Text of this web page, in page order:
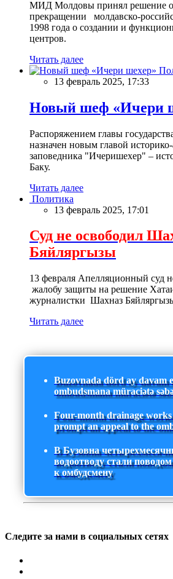
МИД Молдовы принял решение
прекращении молдавско-
1998 года о создании и
центров.
Читать далее
13 февраль 2025, 17:33
Новый шеф «Ичери
Распоряжением главы
назначен новым главой
заповедника "Ичеришехер" –
Баку.
Читать далее
Политика
13 февраль 2025, 17:01
Суд не освободил
Бяйляргызы
13 февраля Апелляционный суд
жалобу защиты на решение
журналистки Шахназ
Читать далее
Buzovnada dörd ay davam
ombudsmana müraciətə
Four-month drainage
prompt an appeal to the
В Бузовна
водоотводу стали
к омбудсмену
Следите за нами в социальных сетях